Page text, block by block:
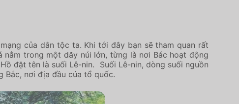
của dân tộc ta. Khi tới đây bạn sẽ tham quan rất
nằm trong một dãy núi lớn, từng là nơi Bác hoạt động
đặt tên là suối Lê-nin. Suối Lê-nin, dòng suối nguồn
Bắc, nơi địa đầu của tổ quốc.